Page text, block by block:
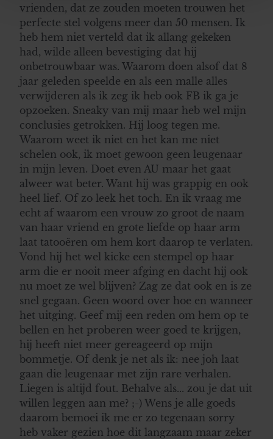
personaliseren, om functies voor social media te bieden
en om ons websiteverkeer te analyseren. Ook delen we
informatie over uw gebruik van onze site met onze
partners voor social media, adverteren en analyse. Deze
partners kunnen deze gegevens combineren met andere
informatie die u aan ze heeft verstrekt of die ze hebben
verzameld op basis van uw gebruik van hun services. U
gaat akkoord met onze cookies als u onze website blijft
gebruiken.
vrienden, dat ze zouden moeten trouwen het
perfecte stel volgens meer dan 50 mensen. Ik
heb hem niet verteld dat ik allang gekeken
had, wilde alleen bevestiging dat hij
onbetrouwbaar was. Waarom doen alsof dat 8
jaar geleden speelde en als een malle alles
verwijderen als ik zeg ik heb ook FB ik ga je
opzoeken. Sneaky van mij maar heb wel mijn
conclusies getrokken. Hij loog tegen me.
Waarom weet ik niet en het kan me niet
schelen ook, ik moet gewoon geen leugenaar
in mijn leven. Doet even AU maar het gaat
alweer wat beter. Want hij was grappig en ook
heel lief. Of zo leek het toch. En ik vraag me
echt af waarom een vrouw zo groot de naam
van haar vriend en grote liefde op haar arm
laat tatooëren om hem kort daarop te verlaten.
Vond hij het wel kicke een stempel op haar
arm die er nooit meer afging en dacht hij ook
nu moet ze wel blijven? Zag ze dat ook en is ze
snel gegaan. Geen woord over hoe en wanneer
het uitging. Geef mij een reden om hem op te
bellen en het proberen weer goed te krijgen,
hij heeft niet meer gereageerd op mijn
bommetje. Of denk je net als ik: nee joh laat
gaan die leugenaar met zijn rare verhalen.
Liegen is altijd fout. Behalve als... zou je dat uit
willen leggen aan me? ;-) Wens je alle goeds
daarom bemoei ik me er zo tegenaan sorry
heb vaker gezien hoe dit langzaam maar zeker